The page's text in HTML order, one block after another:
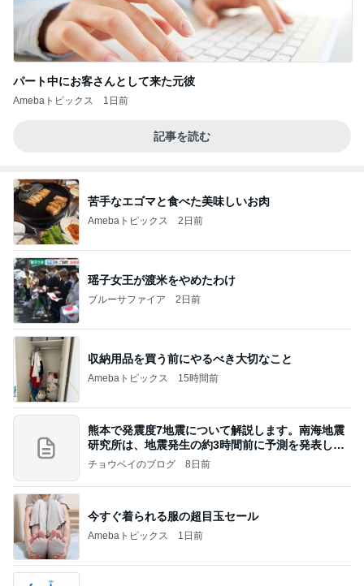
パート中にお客さんとして来た元彼
Amebaトピックス 1日前
記事を読む
苦手なエゴマと食べた美味しいお肉
Amebaトピックス 2日前
瑶子女王が渡米をやめたわけ
ブルーサファイア 2日前
収納用品を買う前にやるべき大切なこと
Amebaトピックス 15時間前
熊本で発震度7地震について解説します。南海地震
研究所は、地震発生の約3時間前に予測を発表しま
した
チョウベイのブログ 8日前
今すぐ着られる服の超目玉セール
Amebaトピックス 1日前